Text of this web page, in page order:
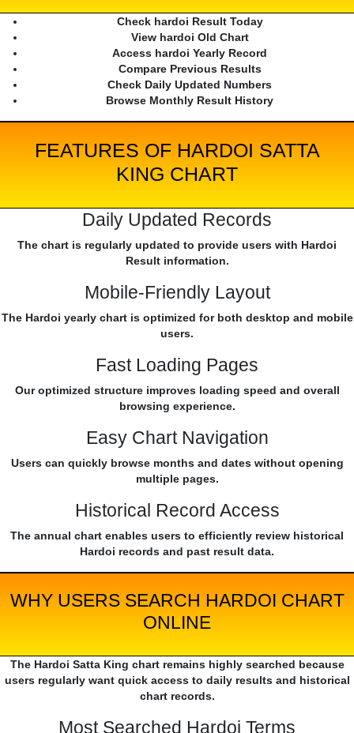
Check hardoi Result Today
View hardoi Old Chart
Access hardoi Yearly Record
Compare Previous Results
Check Daily Updated Numbers
Browse Monthly Result History
FEATURES OF HARDOI SATTA
KING CHART
Daily Updated Records
The chart is regularly updated to provide users with Hardoi
Result information.
Mobile-Friendly Layout
The Hardoi yearly chart is optimized for both desktop and mobile
users.
Fast Loading Pages
Our optimized structure improves loading speed and overall
browsing experience.
Easy Chart Navigation
Users can quickly browse months and dates without opening
multiple pages.
Historical Record Access
The annual chart enables users to efficiently review historical
Hardoi records and past result data.
WHY USERS SEARCH HARDOI CHART
ONLINE
The Hardoi Satta King chart remains highly searched because
users regularly want quick access to daily results and historical
chart records.
Most Searched Hardoi Terms